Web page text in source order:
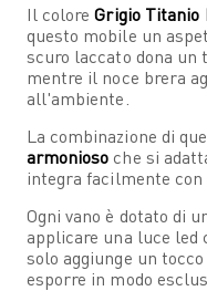
Il coloreGrigio Titanio
questo mobile un
scuro laccato dona un
mentre il noce brera
all'ambiente.
La combinazione di
armonioso che si
integra facilmente
Ogni vano è dotato di
applicare una luce led
solo aggiunge un tocco
esporre in modo